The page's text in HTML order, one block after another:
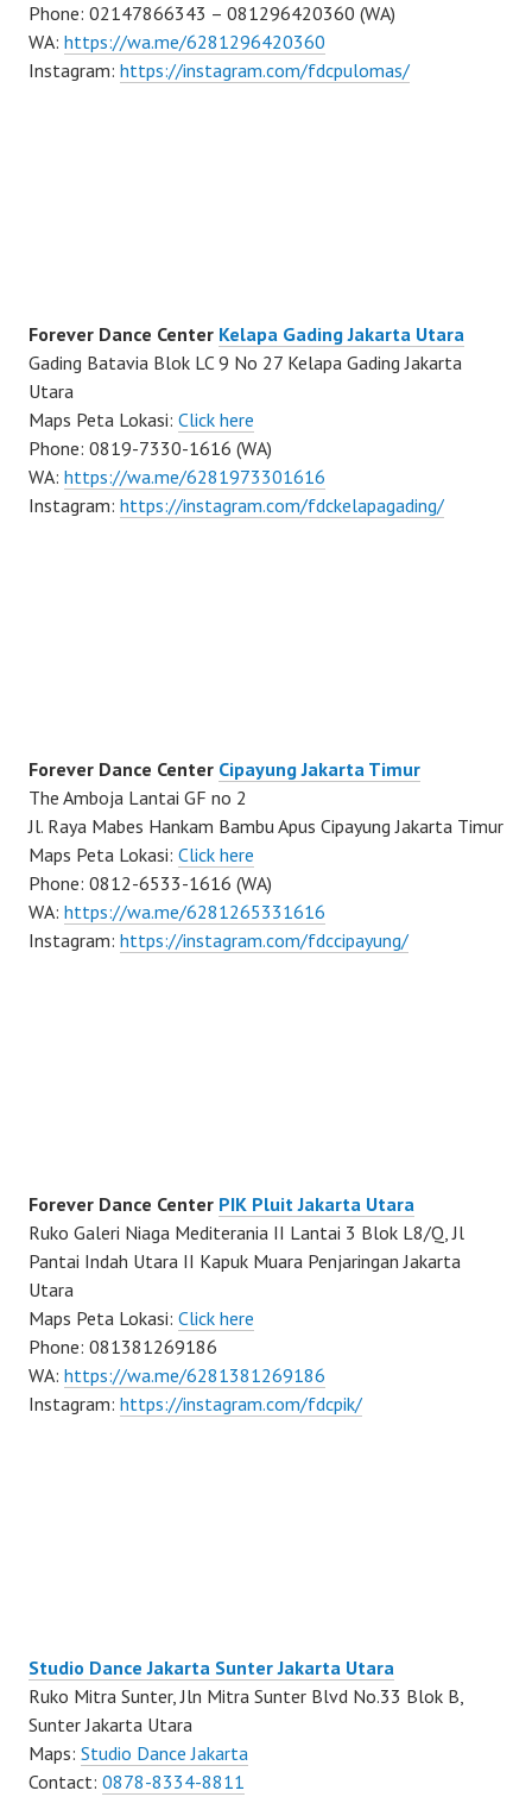
Phone: 02147866343 – 081296420360 (WA)
WA: https://wa.me/6281296420360
Instagram: https://instagram.com/fdcpulomas/
Forever Dance Center Kelapa Gading Jakarta Utara
Gading Batavia Blok LC 9 No 27 Kelapa Gading Jakarta
Utara
Maps Peta Lokasi: Click here
Phone: 0819-7330-1616 (WA)
WA: https://wa.me/6281973301616
Instagram: https://instagram.com/fdckelapagading/
Forever Dance Center Cipayung Jakarta Timur
The Amboja Lantai GF no 2
Jl. Raya Mabes Hankam Bambu Apus Cipayung Jakarta Timur
Maps Peta Lokasi: Click here
Phone: 0812-6533-1616 (WA)
WA: https://wa.me/6281265331616
Instagram: https://instagram.com/fdccipayung/
Forever Dance Center PIK Pluit Jakarta Utara
Ruko Galeri Niaga Mediterania II Lantai 3 Blok L8/Q, Jl
Pantai Indah Utara II Kapuk Muara Penjaringan Jakarta
Utara
Maps Peta Lokasi: Click here
Phone: 081381269186
WA: https://wa.me/6281381269186
Instagram: https://instagram.com/fdcpik/
Studio Dance Jakarta Sunter Jakarta Utara
Ruko Mitra Sunter, Jln Mitra Sunter Blvd No.33 Blok B,
Sunter Jakarta Utara
Maps: Studio Dance Jakarta
Contact: 0878-8334-8811